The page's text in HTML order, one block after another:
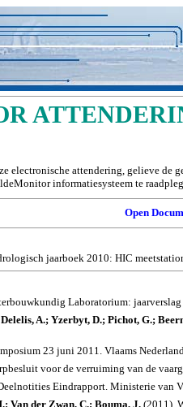
electronische attendering, gelieve de
informatiesysteem te
Open
jaarboek 2010: HIC
Laboratorium: jaarverslag
A.; Yzerbyt, D.; Pichot, G.;
23 juni 2011. Vlaams
voor de verruiming van de
Eindrapport. Ministerie van
Van der Zwan, C.; Bouma, J. (2011).